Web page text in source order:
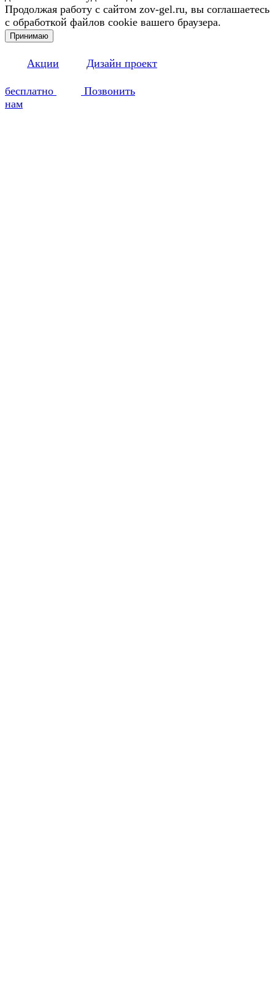
Продолжая работу с сайтом zov-gel.ru, вы соглашаетесь
с обработкой файлов cookie вашего браузера.
Принимаю
Акции Дизайн проект
бесплатно
Позвонить
нам